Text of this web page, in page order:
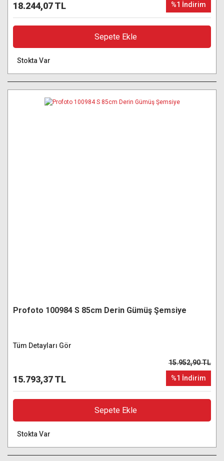
18.244,07 TL
%1 İndirim
Sepete Ekle
Stokta Var
Profoto 100984 S 85cm Derin Gümüş Şemsiye
Tüm Detayları Gör
15.793,37 TL
15.952,90 TL
%1 İndirim
Sepete Ekle
Stokta Var